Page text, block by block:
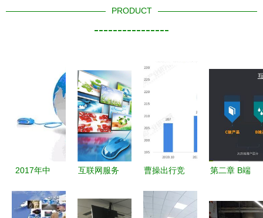
PRODUCT
----------------
2017年中
发展规模及
互联网服务
济 直销模
曹操出行竞
互联网出行
第二章 B端
备的互联网